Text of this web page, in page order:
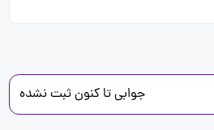
جوابی تا کنون ثبت نشده